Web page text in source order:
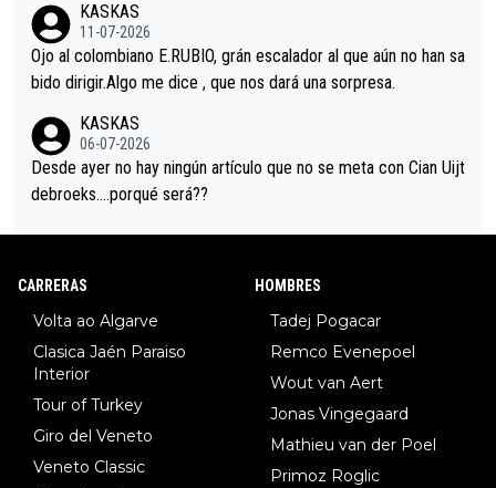
i sin pedalear, luego está el saludo con Evenepoel dándose la
mano de una manera muy fraternal, más allá de los típicos toqu
es en el hombro con que saludaba a Vingegard. Ahí hubo una in
eta, a ver si por querer poner a Del Toro con calzador en posi
ción de podio UAE y Pojacar se van complicar el tour.
KASKAS
11-07-2026
Ojo al colombiano E.RUBIO, grán escalador al que aún no han sa
bido dirigir.Algo me dice , que nos dará una sorpresa.
KASKAS
06-07-2026
Desde ayer no hay ningún artículo que no se meta con Cian Uijt
debroeks….porqué será??
CARRERAS
Volta ao Algarve
Clasica Jaén Paraiso
Interior
Tour of Turkey
Giro del Veneto
Veneto Classic
HOMBRES
Tadej Pogacar
Remco Evenepoel
Wout van Aert
Jonas Vingegaard
Mathieu van der Poel
Primoz Roglic